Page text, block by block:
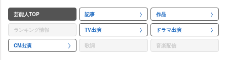
芸能人TOP 記事 作品
ランキング情報 TV出演 ドラマ出演
CM出演 歌詞 音楽配信